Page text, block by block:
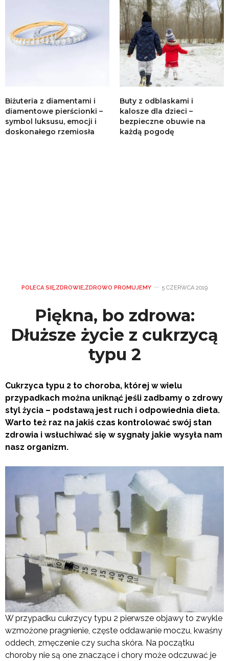
Biżuteria z diamentami i
diamentowe pierścionki –
symbol luksusu, emocji i
doskonałego rzemiosła
Buty z odblaskami i
kalosze dla dzieci –
bezpieczne obuwie na
każdą pogodę
POLECA SIĘ,ZDROWIE,ZDROWO PROMUJEMY 5 CZERWCA 2019
Piękna, bo zdrowa:
Dłuższe życie z cukrzycą
typu 2
Cukrzyca typu 2 to choroba, której w wielu
przypadkach można uniknąć jeśli zadbamy o zdrowy
styl życia – podstawą jest ruch i odpowiednia dieta.
Warto też raz na jakiś czas kontrolować swój stan
zdrowia i wsłuchiwać się w sygnały jakie wysyła nam
nasz organizm.
W przypadku cukrzycy typu 2 pierwsze objawy to zwykle
wzmożone pragnienie, częste oddawanie moczu, kwaśny
oddech, zmęczenie czy sucha skóra. Na początku
choroby nie są one znaczące i chory może odczuwać je